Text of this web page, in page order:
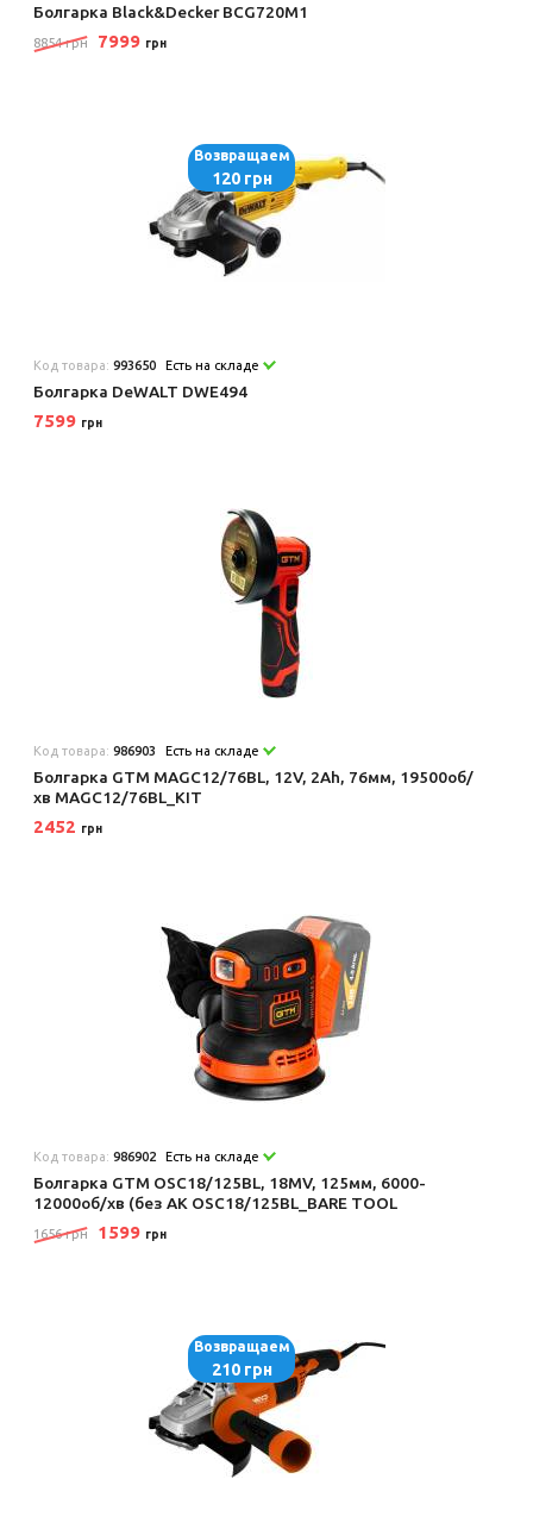
Болгарка Black&Decker BCG720M1
8854 грн 7999 грн
Возвращаем
120 грн
Код товара:993650 Есть на складе
Болгарка DeWALT DWE494
7599 грн
Код товара:986903 Есть на складе
Болгарка GTM MAGC12/76BL, 12V, 2Ah, 76мм, 19500об/
хв MAGC12/76BL_KIT
2452 грн
Код товара:986902 Есть на складе
Болгарка GTM OSC18/125BL, 18МV, 125мм, 6000-
12000об/хв (без АК OSC18/125BL_BARE TOOL
1656 грн 1599 грн
Возвращаем
210 грн